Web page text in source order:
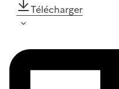
Télécharger